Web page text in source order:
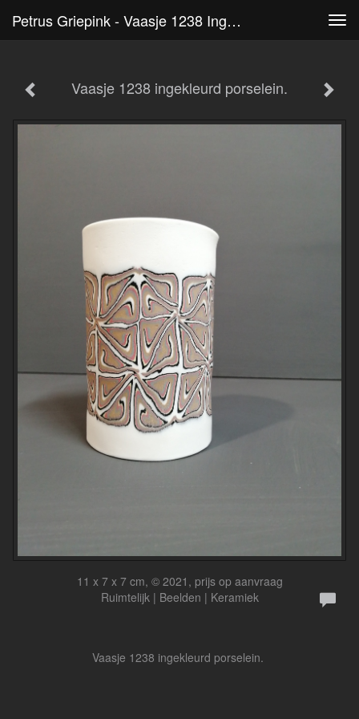
Petrus Griepink - Vaasje 1238 Ingekleurd Porselein.
Vaasje 1238 ingekleurd porselein.
11 x 7 x 7 cm, © 2021, prijs op aanvraag
Ruimtelijk | Beelden | Keramiek
Vaasje 1238 ingekleurd porselein.